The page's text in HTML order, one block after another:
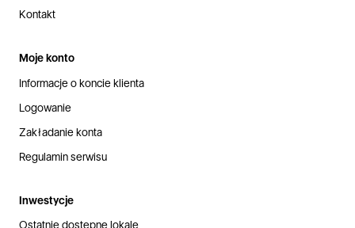
Kontakt
Moje konto
Informacje o koncie klienta
Logowanie
Zakładanie konta
Regulamin serwisu
Inwestycje
Ostatnie dostępne lokale